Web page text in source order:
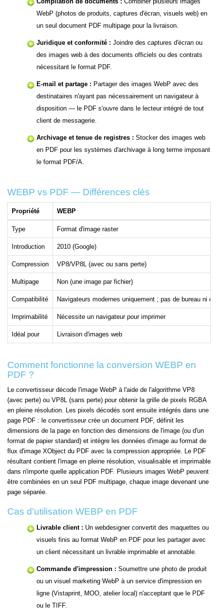
WebP (photos de produits, captures d'écran, visuels web) en
un seul document PDF multipage pour la livraison.
Juridique et conformité : Joindre des captures d'écran ou
des images web à des documents officiels ou des contrats
nécessitant le format PDF.
E-mail et partage : Partager des images WebP avec des
destinataires n'ayant pas nécessairement un navigateur à
disposition — le PDF s'ouvre dans le lecteur intégré de tout
client de messagerie.
Archivage et tenue de registres : Stocker des images web
en PDF pour les systèmes d'archivage à long terme imposant
le format PDF/A.
WEBP vs PDF — Différences clés
Propriété WEBP
Type Format d'image raster
Introduction 2010 (Google)
Compression VP8/VP8L (avec ou sans perte)
Multipage Non (une image par fichier)
Compatibilité Navigateurs modernes uniquement ; pas de bureau ni
Imprimabilité Nécessite un navigateur pour imprimer
Idéal pour Livraison d'images web
Comment fonctionne la conversion WEBP en
PDF ?
Le convertisseur décode l'image WebP à l'aide de l'algorithme VP8
(avec perte) ou VP8L (sans perte) pour obtenir la grille de pixels RGBA
en pleine résolution. Les pixels décodés sont ensuite intégrés dans une
page PDF : le convertisseur crée un document PDF, définit les
dimensions de la page en fonction des dimensions de l'image (ou d'un
format de papier standard) et intègre les données d'image au format de
flux d'image XObject du PDF avec la compression appropriée. Le PDF
résultant contient l'image en pleine résolution, visualisable et imprimable
dans n'importe quelle application PDF. Plusieurs images WebP peuvent
être combinées en un seul PDF multipage, chaque image devenant une
page séparée.
Cas d'utilisation WEBP en PDF
Livrable client : Un webdesigner convertit des maquettes ou
visuels finis au format WebP en PDF pour les partager avec
un client nécessitant un livrable imprimable et annotable.
Commande d'impression : Soumettre une photo de produit
ou un visuel marketing WebP à un service d'impression en
ligne (Vistaprint, MOO, atelier local) n'acceptant que le PDF
ou le TIFF.